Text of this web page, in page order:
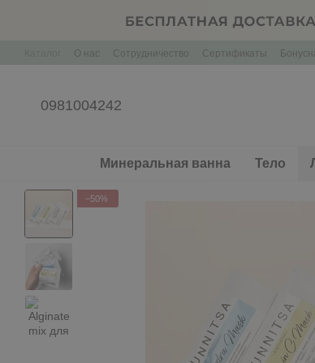
О нас Сотрудничество Сертификаты
0981004242
Минеральная ванна Тело
−50%